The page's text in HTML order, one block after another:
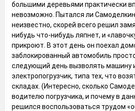
большими деревьями практически
невозможно. Пытался ли
неизвестно, скорей всего решил
нибудь что-нибудь ляпнет, и
прикроют. В этот день он поехал
заблокированный автомобиль
следующий день вызволять машину
электропогрузчик, типа тех, что
складах. (Интересно, сколько
водителю погрузчика, и почему в
решился воспользоваться трудом